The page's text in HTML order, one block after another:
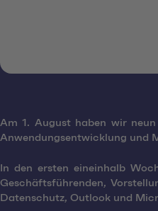
Am 1. August haben wir
Anwendungsentwicklung und
In den ersten eineinhalb
Geschäftsführenden,
Datenschutz, Outlook und